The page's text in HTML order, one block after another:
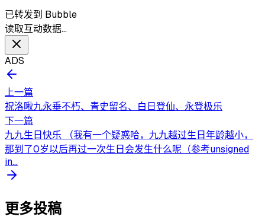
已转发到 Bubble
读取互动数据…
ADS
上一篇
祝洛啾九永垂不朽、青史留名、白日登仙、永登极乐
下一篇
九九生日快乐 （我有一个疑惑哈，九九越过生日年龄越小，
那到了0岁以后再过一次生日会发生什么呢（参考unsigned
in...
更多投稿